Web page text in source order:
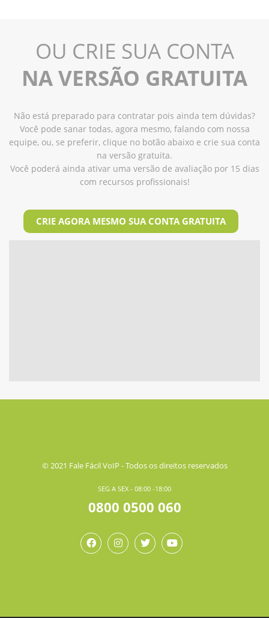
OU CRIE SUA CONTA
NA VERSÃO GRATUITA
Não está preparado para contratar pois ainda tem dúvidas?
Você pode sanar todas, agora mesmo, falando com nossa
equipe, ou, se preferir, clique no botão abaixo e crie sua conta
na versão gratuita.
Você poderá ainda ativar uma versão de avaliação por 15 dias
com recursos profissionais!
CRIE AGORA MESMO SUA CONTA GRATUITA
© 2021 Fale Fácil VoIP - Todos os direitos reservados
SEG A SEX - 08:00 -18:00
0800 0500 060